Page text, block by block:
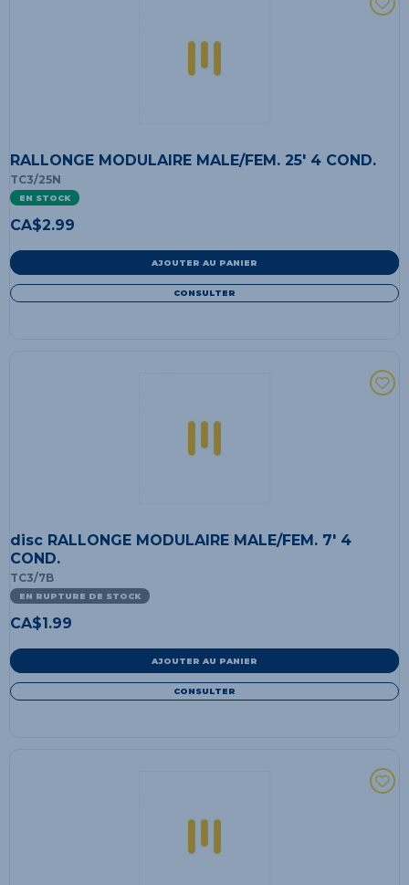
RALLONGE MODULAIRE MALE/FEM. 25' 4 COND.
TC3/25N
EN STOCK
CA$2.99
AJOUTER AU PANIER
CONSULTER
disc RALLONGE MODULAIRE MALE/FEM. 7' 4
COND.
TC3/7B
EN RUPTURE DE STOCK
CA$1.99
AJOUTER AU PANIER
CONSULTER